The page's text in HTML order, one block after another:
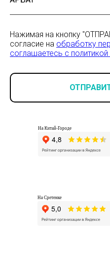
Нажимая на кнопку
согласие на обработку
соглашаетесь c
На Китай-Городе
На Сретенке